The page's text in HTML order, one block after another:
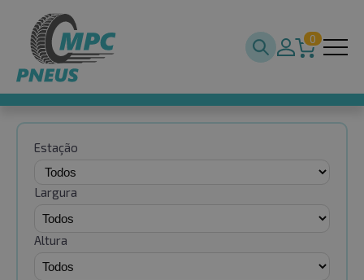
0
Estação
Largura
Altura